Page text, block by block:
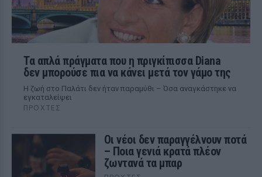
Τα απλά πράγματα που η πριγκίπισσα Diana
δεν μπορούσε πια να κάνει μετά τον γάμο της
Η ζωή στο Παλάτι δεν ήταν παραμύθι – Όσα αναγκάστηκε να
εγκαταλείψει
ΠΡΟΧΤΈΣ
Οι νέοι δεν παραγγέλνουν ποτά
– Ποια γενιά κρατά πλέον
ζωντανά τα μπαρ